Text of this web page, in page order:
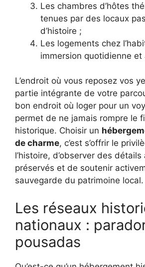
Les chambres d’hôtes
tenues par des locaux
d’histoire ;
Les logements chez
immersion quotidienne et
L’endroit où vous reposez vos
partie intégrante de votre
bon endroit où loger pour un
permet de ne jamais rompre le
historique. Choisir un
de charme, c’est s’offrir le
l’histoire, d’observer des
préservés et de soutenir
sauvegarde du patrimoine local.
Les réseaux
nationaux :
pousadas